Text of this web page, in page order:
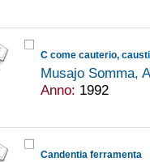
C come cauterio,
Musajo Somma,
Anno: 1992
Candentia ferramenta